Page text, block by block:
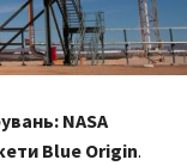
NASA
Blue Origin.